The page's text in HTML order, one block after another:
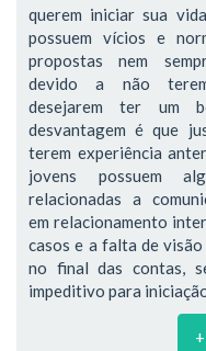
querem iniciar sua
possuem vícios e
propostas nem
devido a não
desejarem ter um
desvantagem é que
terem experiência
jovens possuem
relacionadas a
em relacionamento
casos e a falta de
no final das contas,
impeditivo para